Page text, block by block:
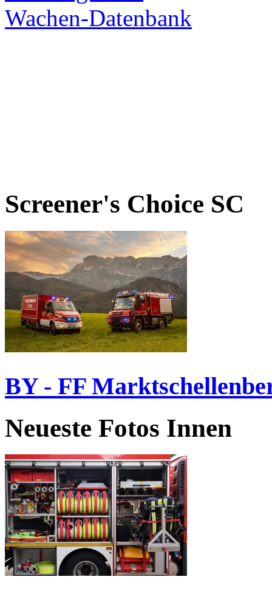
Screener's Choice SC
BY - FF
Neueste Fotos Innen